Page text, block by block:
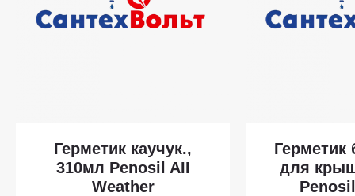
Герметик каучук.,
310мл Penosil AII
Weather
для